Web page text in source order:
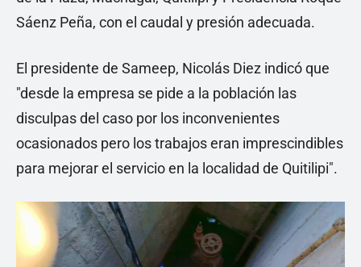
Sáenz Peña, con el caudal y presión adecuada.
El presidente de Sameep, Nicolás Diez indicó que
"desde la empresa se pide a la población las
disculpas del caso por los inconvenientes
ocasionados pero los trabajos eran imprescindibles
para mejorar el servicio en la localidad de Quitilipi".